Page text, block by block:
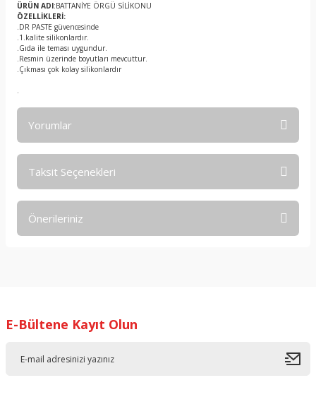
ÜRÜN ADI:BATTANİYE ÖRGÜ SİLİKONU
ÖZELLİKLERİ:
.DR PASTE güvencesinde
.1.kalite silikonlardır.
.Gıda ile teması uygundur.
.Resmin üzerinde boyutları mevcuttur.
.Çıkması çok kolay silikonlardır
.
Yorumlar
Taksit Seçenekleri
Önerileriniz
Ürün resmi kalitesiz, bozuk veya görüntülenemiyor.
E-Bültene Kayıt Olun